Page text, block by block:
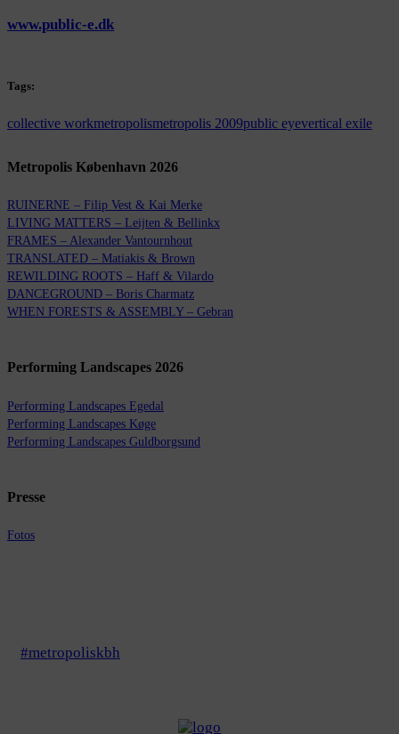
www.public-e.dk
Tags:
collective workmetropolismetropolis 2009public eyevertical exile
Metropolis København 2026
RUINERNE – Filip Vest & Kai Merke
LIVING MATTERS – Leijten & Bellinkx
FRAMES – Alexander Vantournhout
TRANSLATED – Matiakis & Brown
REWILDING ROOTS – Haff & Vilardo
DANCEGROUND – Boris Charmatz
WHEN FORESTS & ASSEMBLY – Gebran
Performing Landscapes 2026
Performing Landscapes Egedal
Performing Landscapes Køge
Performing Landscapes Guldborgsund
Presse
Fotos
#metropoliskbh